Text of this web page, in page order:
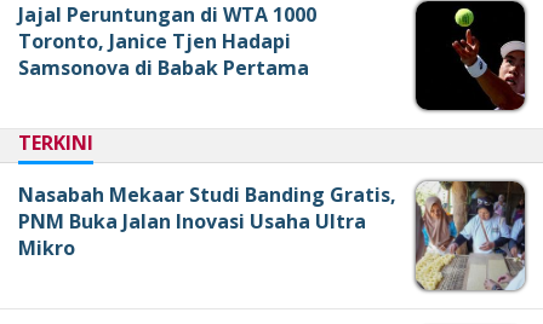
Jajal Peruntungan di WTA 1000
Toronto, Janice Tjen Hadapi
Samsonova di Babak Pertama
TERKINI
Nasabah Mekaar Studi Banding Gratis,
PNM Buka Jalan Inovasi Usaha Ultra
Mikro